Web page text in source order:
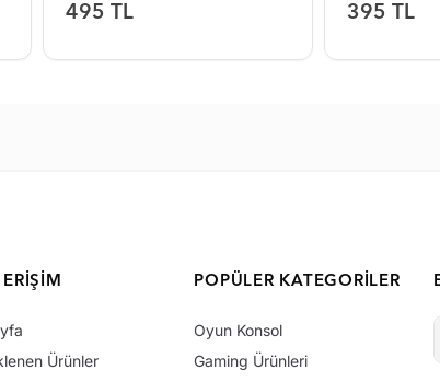
495 TL 395 TL
Ürünler
POPÜLER KATEGORILER
Oyun Konsol
Gaming Ürünleri